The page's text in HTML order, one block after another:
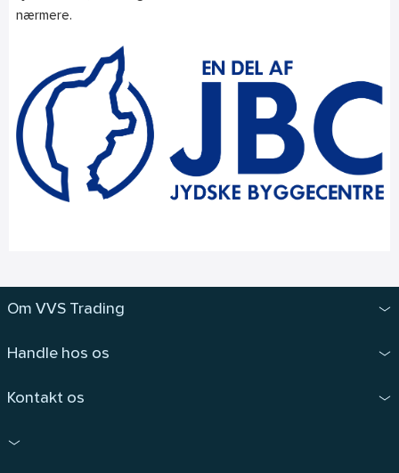
nærmere.
Om VVS Trading
Handle hos os
Kontakt os